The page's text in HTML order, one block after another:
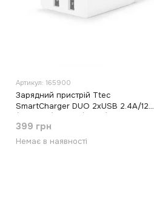
Артикул: 165900
Зарядний пристрій Ttec
SmartCharger DUO 2хUSB 2.4А/12Вт
399 грн
Немає в наявності